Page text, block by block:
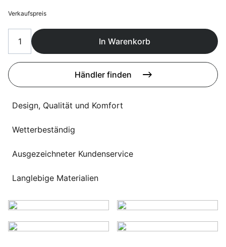
Verkaufspreis
In Warenkorb
Händler finden
Design, Qualität und Komfort
Wetterbeständig
Ausgezeichneter Kundenservice
Langlebige Materialien